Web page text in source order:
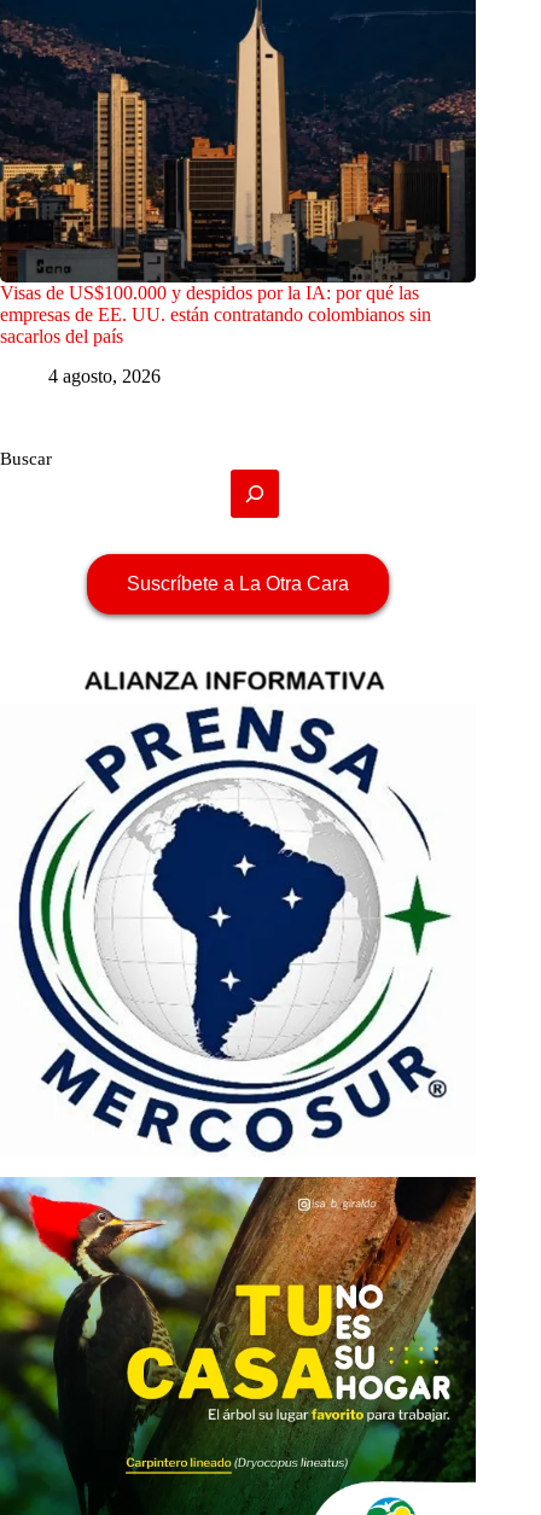
Visas de US$100.000 y despidos por la IA: por qué las
empresas de EE. UU. están contratando colombianos sin
sacarlos del país
4 agosto, 2026
Buscar
Suscríbete a La Otra Cara